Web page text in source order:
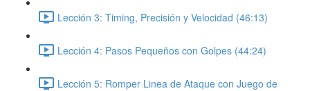
Lección 3: Timing, Precisión y Velocidad (46:13)
Lección 4: Pasos Pequeños con Golpes (44:24)
Lección 5: Romper Linea de Ataque con Juego de